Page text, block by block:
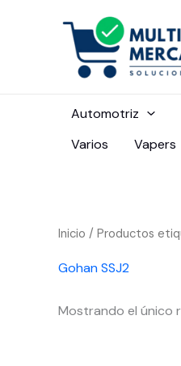
Automotriz
Varios
Vapers
Inicio / Productos
Gohan SSJ2
Mostrando el único